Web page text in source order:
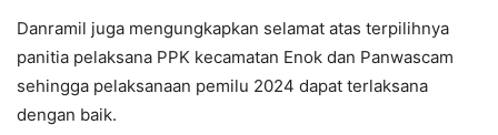
Danramil juga mengungkapkan selamat atas terpilihnya
panitia pelaksana PPK kecamatan Enok dan Panwascam
sehingga pelaksanaan pemilu 2024 dapat terlaksana
dengan baik.